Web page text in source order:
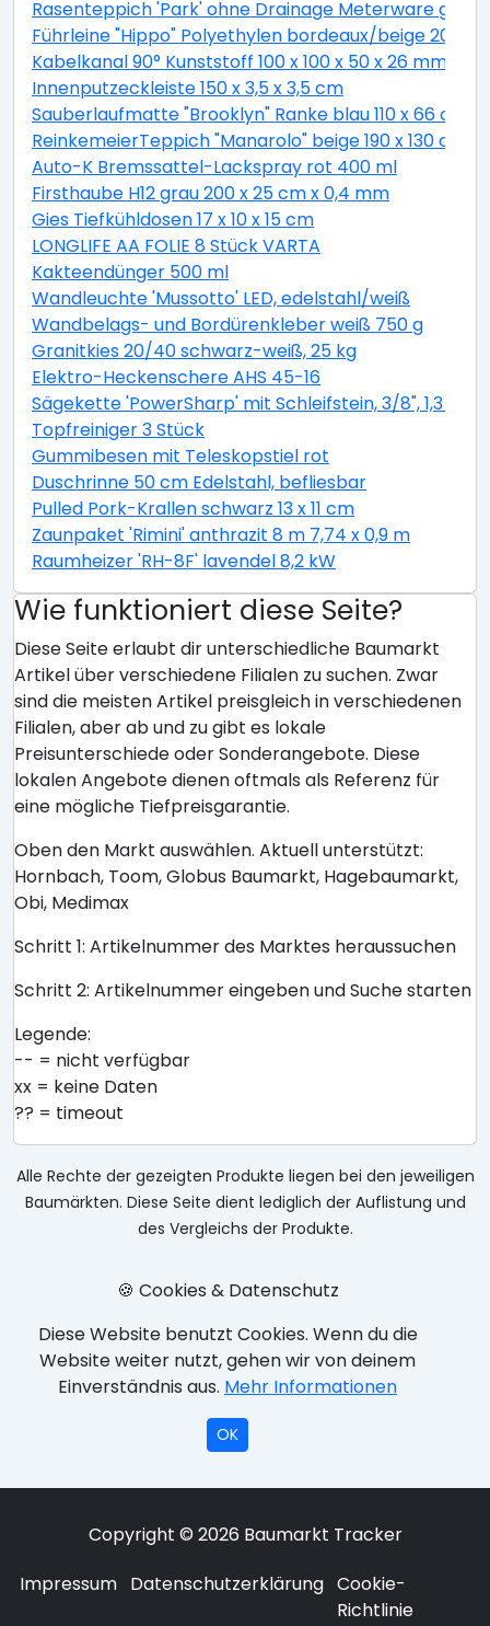
Rasenteppich 'Park' ohne Drainage Meterware
Führleine "Hippo" Polyethylen bordeaux/beige 200
Kabelkanal 90° Kunststoff 100 x 100 x 50 x 26 mm
Innenputzeckleiste 150 x 3,5 x 3,5 cm
Sauberlaufmatte "Brooklyn" Ranke blau 110 x 66 cm
ReinkemeierTeppich "Manarolo" beige 190 x 130 cm
Auto-K Bremssattel-Lackspray rot 400 ml
Firsthaube H12 grau 200 x 25 cm x 0,4 mm
Gies Tiefkühldosen 17 x 10 x 15 cm
LONGLIFE AA FOLIE 8 Stück VARTA
Kakteendünger 500 ml
Wandleuchte 'Mussotto' LED, edelstahl/weiß
Wandbelags- und Bordürenkleber weiß 750 g
Granitkies 20/40 schwarz-weiß, 25 kg
Elektro-Heckenschere AHS 45-16
Sägekette 'PowerSharp' mit Schleifstein, 3/8", 1,3
Topfreiniger 3 Stück
Gummibesen mit Teleskopstiel rot
Duschrinne 50 cm Edelstahl, befliesbar
Pulled Pork-Krallen schwarz 13 x 11 cm
Zaunpaket 'Rimini' anthrazit 8 m 7,74 x 0,9 m
Raumheizer 'RH-8F' lavendel 8,2 kW
Wie funktioniert diese Seite?
Diese Seite erlaubt dir unterschiedliche Baumarkt
Artikel über verschiedene Filialen zu suchen. Zwar
sind die meisten Artikel preisgleich in verschiedenen
Filialen, aber ab und zu gibt es lokale
Preisunterschiede oder Sonderangebote. Diese
lokalen Angebote dienen oftmals als Referenz für
eine mögliche Tiefpreisgarantie.
Oben den Markt auswählen. Aktuell unterstützt:
Hornbach, Toom, Globus Baumarkt, Hagebaumarkt,
Obi, Medimax
Schritt 1: Artikelnummer des Marktes heraussuchen
Schritt 2: Artikelnummer eingeben und Suche starten
Legende:
-- = nicht verfügbar
xx = keine Daten
?? = timeout
Alle Rechte der gezeigten Produkte liegen bei den jeweiligen
Baumärkten. Diese Seite dient lediglich der Auflistung und
des Vergleichs der Produkte.
🍪 Cookies & Datenschutz
Diese Website benutzt Cookies. Wenn du die
Website weiter nutzt, gehen wir von deinem
Einverständnis aus. Mehr Informationen
OK
Copyright © 2026 Baumarkt Tracker
Impressum Datenschutzerklärung Cookie-
Richtlinie